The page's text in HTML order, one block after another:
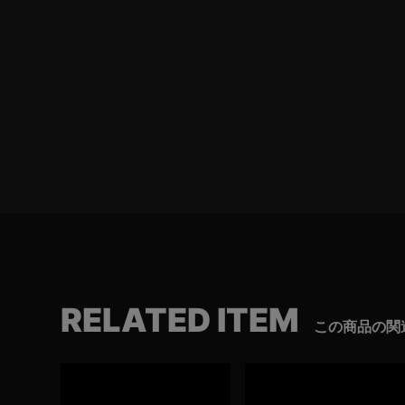
RELATED ITEM この商品の関